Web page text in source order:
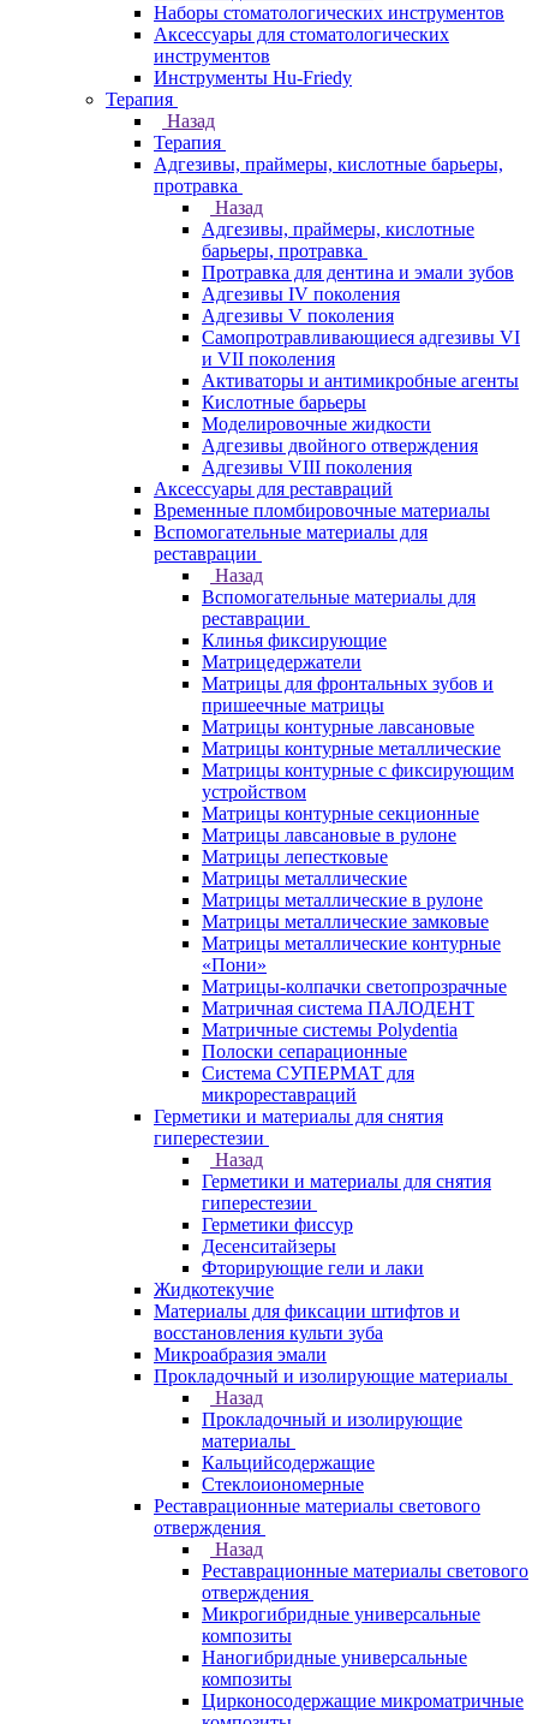
Наборы стоматологических инструментов
Аксессуары для стоматологических
инструментов
Инструменты Hu-Friedy
Терапия
Назад
Терапия
Адгезивы, праймеры, кислотные барьеры,
протравка
Назад
Адгезивы, праймеры, кислотные
барьеры, протравка
Протравка для дентина и эмали зубов
Адгезивы IV поколения
Адгезивы V поколения
Самопротравливающиеся адгезивы VI
и VII поколения
Активаторы и антимикробные агенты
Кислотные барьеры
Моделировочные жидкости
Адгезивы двойного отверждения
Адгезивы VIII поколения
Аксессуары для реставраций
Временные пломбировочные материалы
Вспомогательные материалы для
реставрации
Назад
Вспомогательные материалы для
реставрации
Клинья фиксирующие
Матрицедержатели
Матрицы для фронтальных зубов и
пришеечные матрицы
Матрицы контурные лавсановые
Матрицы контурные металлические
Матрицы контурные с фиксирующим
устройством
Матрицы контурные секционные
Матрицы лавсановые в рулоне
Матрицы лепестковые
Матрицы металлические
Матрицы металлические в рулоне
Матрицы металлические замковые
Матрицы металлические контурные
«Пони»
Матрицы-колпачки светопрозрачные
Матричная система ПАЛОДЕНТ
Матричные системы Polydentia
Полоски сепарационные
Система СУПЕРМАТ для
микрореставраций
Герметики и материалы для снятия
гиперестезии
Назад
Герметики и материалы для снятия
гиперестезии
Герметики фиссур
Десенситайзеры
Фторирующие гели и лаки
Жидкотекучие
Материалы для фиксации штифтов и
восстановления культи зуба
Микроабразия эмали
Прокладочный и изолирующие материалы
Назад
Прокладочный и изолирующие
материалы
Кальцийсодержащие
Стеклоиономерные
Реставрационные материалы светового
отверждения
Назад
Реставрационные материалы светового
отверждения
Микрогибридные универсальные
композиты
Наногибридные универсальные
композиты
Цирконосодержащие микроматричные